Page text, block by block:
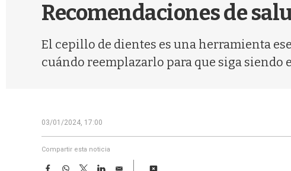
Recomendaciones de
El cepillo de dientes es una herramienta
cuándo reemplazarlo para que siga siendo
03/01/2024, 17:00
Compartir esta noticia
F
W
T
L
E